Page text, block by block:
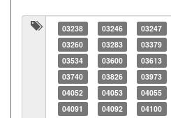
03238 03246 03247
03260
03283 03379
03534
03600 03613
03740
03826 03973
04052
04053 04055
04091
04092 04100